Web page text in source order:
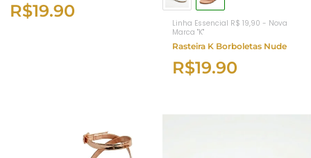
R$19.90
Linha Essencial R$ 19,90 - Nova
Marca "K"
Rasteira K Borboletas Nude
R$19.90